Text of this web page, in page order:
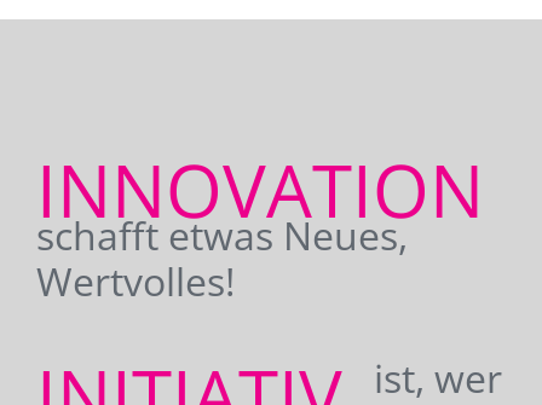
INNOVATION
schafft etwas Neues,
Wertvolles!
ist, wer